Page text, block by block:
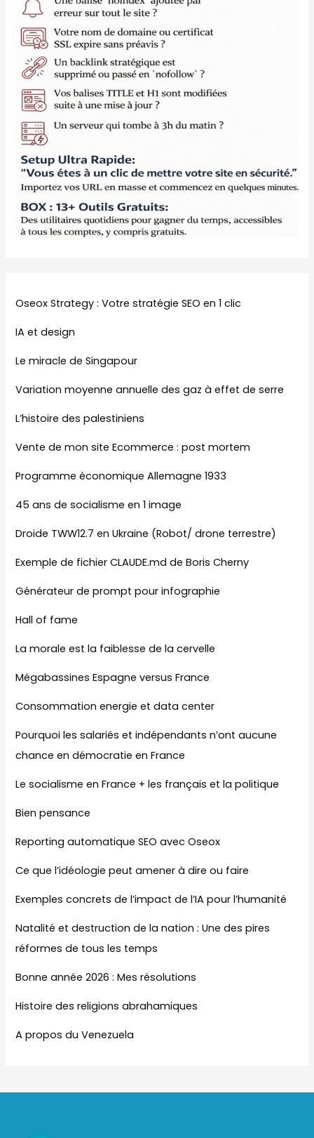
Oseox Strategy : Votre stratégie SEO en 1 clic
IA et design
Le miracle de Singapour
Variation moyenne annuelle des gaz à effet de serre
L’histoire des palestiniens
Vente de mon site Ecommerce : post mortem
Programme économique Allemagne 1933
45 ans de socialisme en 1 image
Droide TWW12.7 en Ukraine (Robot/ drone terrestre)
Exemple de fichier CLAUDE.md de Boris Cherny
Générateur de prompt pour infographie
Hall of fame
La morale est la faiblesse de la cervelle
Mégabassines Espagne versus France
Consommation energie et data center
Pourquoi les salariés et indépendants n’ont aucune
chance en démocratie en France
Le socialisme en France + les français et la politique
Bien pensance
Reporting automatique SEO avec Oseox
Ce que l’idéologie peut amener à dire ou faire
Exemples concrets de l’impact de l’IA pour l’humanité
Natalité et destruction de la nation : Une des pires
réformes de tous les temps
Bonne année 2026 : Mes résolutions
Histoire des religions abrahamiques
A propos du Venezuela